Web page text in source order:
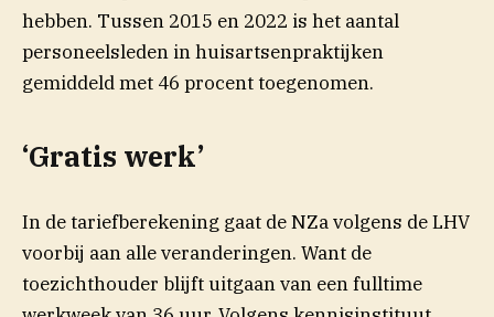
hebben. Tussen 2015 en 2022 is het aantal
personeelsleden in huisartsenpraktijken
gemiddeld met 46 procent toegenomen.
‘Gratis werk’
In de tariefberekening gaat de NZa volgens de LHV
voorbij aan alle veranderingen. Want de
toezichthouder blijft uitgaan van een fulltime